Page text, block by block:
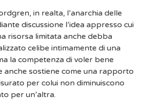
in realta, l’anarchia delle
discussione l’idea appresso cui
risorsa limitata anche debba
celibe intimamente di una
la competenza di voler bene
anche sostiene come una rapporto
per colui non diminuiscono
per un’altra.